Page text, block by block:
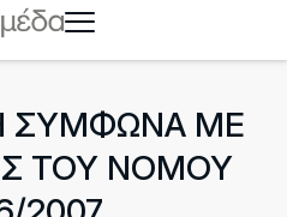
ΣΥΜΦΩΝΑ ΜΕ
ΤΟΥ ΝΟΜΟΥ